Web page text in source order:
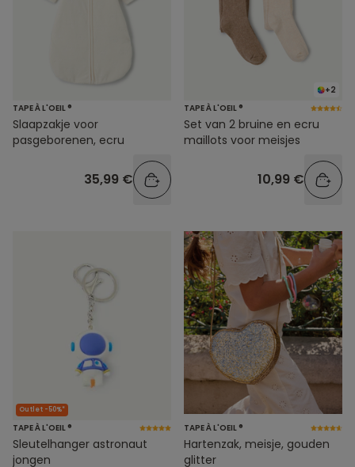
TAPE À L'OEIL ®
Slaapzakje voor
pasgeborenen, ecru
35,99 €
+2
TAPE À L'OEIL ®
Set van 2 bruine en ecru
maillots voor meisjes
10,99 €
Outlet -50%*
TAPE À L'OEIL ®
Sleutelhanger astronaut
jongen
TAPE À L'OEIL ®
Hartenzak, meisje, gouden
glitter